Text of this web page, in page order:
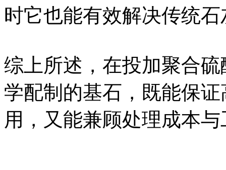
时它也能有效解决传统
综上所述，在投加聚合
学配制的基石，既能保
用，又能兼顾处理成本